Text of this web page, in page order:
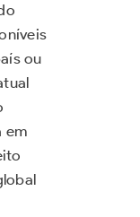
ou
em